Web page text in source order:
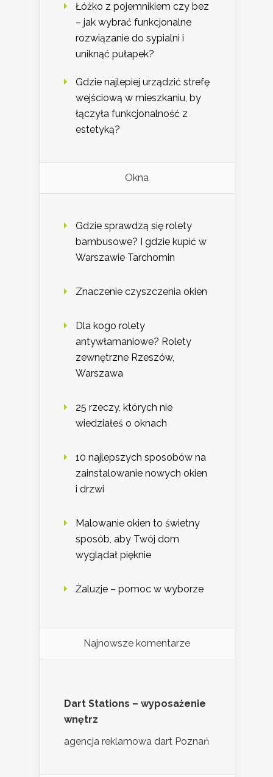
Łóżko z pojemnikiem czy bez
– jak wybrać funkcjonalne
rozwiązanie do sypialni i
uniknąć pułapek?
Gdzie najlepiej urządzić strefę
wejściową w mieszkaniu, by
łączyła funkcjonalność z
estetyką?
Okna
Gdzie sprawdzą się rolety
bambusowe? I gdzie kupić w
Warszawie Tarchomin
Znaczenie czyszczenia okien
Dla kogo rolety
antywłamaniowe? Rolety
zewnętrzne Rzeszów,
Warszawa
25 rzeczy, których nie
wiedziałeś o oknach
10 najlepszych sposobów na
zainstalowanie nowych okien
i drzwi
Malowanie okien to świetny
sposób, aby Twój dom
wyglądał pięknie
Żaluzje – pomoc w wyborze
Najnowsze komentarze
Dart Stations – wyposażenie
wnętrz
agencja reklamowa dart Poznań